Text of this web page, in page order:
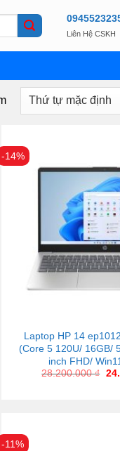
Liên Hệ CSKH
-14%
Laptop HP 14
(Core 5 120U/ 16GB/
inch FHD/
28.200.000₫
-11%